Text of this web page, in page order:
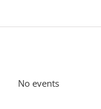
No events